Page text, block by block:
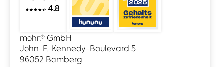
mohr.® GmbH
John-F.-Kennedy-Boulevard 5
96052 Bamberg